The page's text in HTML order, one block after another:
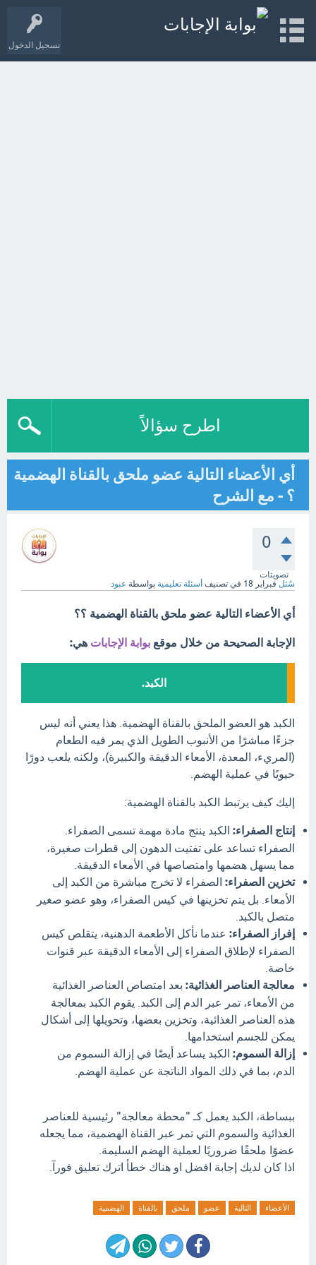
تسجيل الدخول
اطرح سؤالاً
أي الأعضاء التالية عضو ملحق بالقناة الهضمية
؟ - مع الشرح
0
تصويتات
سُئل فبراير 18 في تصنيف أسئلة تعليمية بواسطة عبود
أي الأعضاء التالية عضو ملحق بالقناة الهضمية ؟؟
الإجابة الصحيحة من خلال موقع بوابة الإجابات هي:
الكبد.
الكبد هو العضو الملحق بالقناة الهضمية. هذا يعني أنه ليس
جزءًا مباشرًا من الأنبوب الطويل الذي يمر فيه الطعام
(المريء، المعدة، الأمعاء الدقيقة والكبيرة)، ولكنه يلعب دورًا
حيويًا في عملية الهضم.
إليك كيف يرتبط الكبد بالقناة الهضمية:
إنتاج الصفراء: الكبد ينتج مادة مهمة تسمى الصفراء.
الصفراء تساعد على تفتيت الدهون إلى قطرات صغيرة،
مما يسهل هضمها وامتصاصها في الأمعاء الدقيقة.
تخزين الصفراء: الصفراء لا تخرج مباشرة من الكبد إلى
الأمعاء. بل يتم تخزينها في كيس الصفراء، وهو عضو صغير
متصل بالكبد.
إفراز الصفراء: عندما نأكل الأطعمة الدهنية، يتقلص كيس
الصفراء لإطلاق الصفراء إلى الأمعاء الدقيقة عبر قنوات
خاصة.
معالجة العناصر الغذائية: بعد امتصاص العناصر الغذائية
من الأمعاء، تمر عبر الدم إلى الكبد. يقوم الكبد بمعالجة
هذه العناصر الغذائية، وتخزين بعضها، وتحويلها إلى أشكال
يمكن للجسم استخدامها.
إزالة السموم: الكبد يساعد أيضًا في إزالة السموم من
الدم، بما في ذلك المواد الناتجة عن عملية الهضم.
ببساطة، الكبد يعمل كـ "محطة معالجة" رئيسية للعناصر
الغذائية والسموم التي تمر عبر القناة الهضمية، مما يجعله
عضوًا ملحقًا ضروريًا لعملية الهضم السليمة.
اذا كان لديك إجابة افضل او هناك خطأ اترك تعليق فورآ.
الأعضاء التالية عضو ملحق بالقناة الهضمية